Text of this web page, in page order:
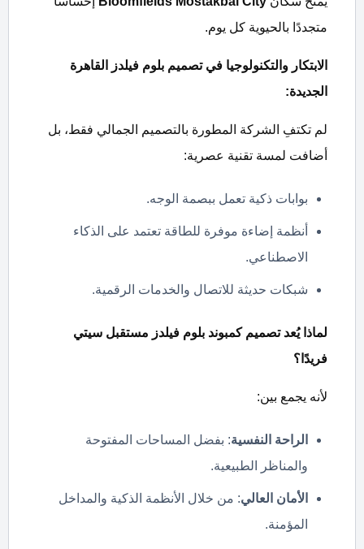
متجددًا بالحيوية كل يوم.
الابتكار والتكنولوجيا في تصميم بلوم فيلدز القاهرة
الجديدة:
لم تكتفِ الشركة المطورة بالتصميم الجمالي فقط، بل
أضافت لمسة تقنية عصرية:
بوابات ذكية تعمل ببصمة الوجه.
أنظمة إضاءة موفرة للطاقة تعتمد على الذكاء
الاصطناعي.
شبكات حديثة للاتصال والخدمات الرقمية.
لماذا يُعد تصميم كمبوند بلوم فيلدز مستقبل سيتي
فريدًا؟
لأنه يجمع بين:
الراحة النفسية: بفضل المساحات المفتوحة
والمناظر الطبيعية.
الأمان العالي: من خلال الأنظمة الذكية والمداخل
المؤمنة.